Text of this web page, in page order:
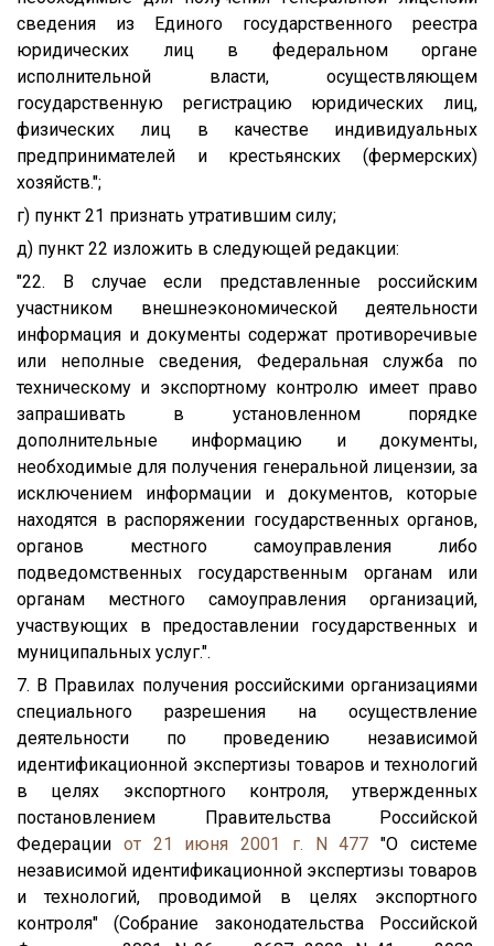
сведения из Единого государственного реестра
юридических лиц в федеральном органе
исполнительной власти, осуществляющем
государственную регистрацию юридических лиц,
физических лиц в качестве индивидуальных
предпринимателей и крестьянских (фермерских)
хозяйств.";
г) пункт 21 признать утратившим силу;
д) пункт 22 изложить в следующей редакции:
"22. В случае если представленные российским
участником внешнеэкономической деятельности
информация и документы содержат противоречивые
или неполные сведения, Федеральная служба по
техническому и экспортному контролю имеет право
запрашивать в установленном порядке
дополнительные информацию и документы,
необходимые для получения генеральной лицензии, за
исключением информации и документов, которые
находятся в распоряжении государственных органов,
органов местного самоуправления либо
подведомственных государственным органам или
органам местного самоуправления организаций,
участвующих в предоставлении государственных и
муниципальных услуг.".
7. В Правилах получения российскими организациями
специального разрешения на осуществление
деятельности по проведению независимой
идентификационной экспертизы товаров и технологий
в целях экспортного контроля, утвержденных
постановлением Правительства Российской
Федерации от 21 июня 2001 г. N 477 "О системе
независимой идентификационной экспертизы товаров
и технологий, проводимой в целях экспортного
контроля" (Собрание законодательства Российской